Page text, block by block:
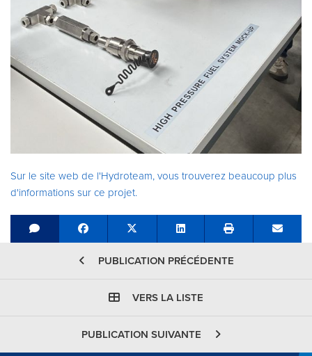
Sur le site web de l'Hydroteam, vous trouverez beaucoup plus
d'informations sur ce projet.
Share on Facebook
Tweet Share on LinkedIn Send
PUBLICATION PRÉCÉDENTE
VERS LA LISTE
PUBLICATION SUIVANTE